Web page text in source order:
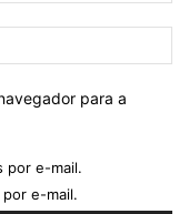
para a
por e-mail.
e-mail.